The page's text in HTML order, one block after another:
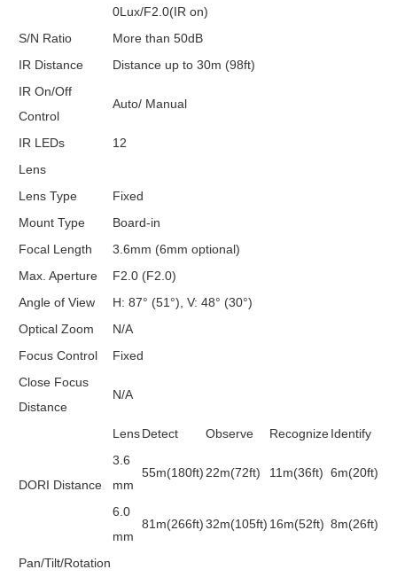
0Lux/F2.0(IR on)
S/N Ratio
More than 50dB
IR Distance
Distance up to 30m (98ft)
IR On/Off
Control
Auto/ Manual
IR LEDs
12
Lens
Lens Type
Fixed
Mount Type
Board-in
Focal Length
3.6mm (6mm optional)
Max. Aperture
F2.0 (F2.0)
Angle of View
H: 87° (51°), V: 48° (30°)
Optical Zoom
N/A
Focus Control
Fixed
Close Focus
Distance
N/A
DORI Distance
LensDetect Observe RecognizeIdentify
3.6
mm
55m(180ft) 22m(72ft) 11m(36ft) 6m(20ft)
6.0
mm
81m(266ft)32m(105ft) 16m(52ft) 8m(26ft)
Pan/Tilt/Rotation